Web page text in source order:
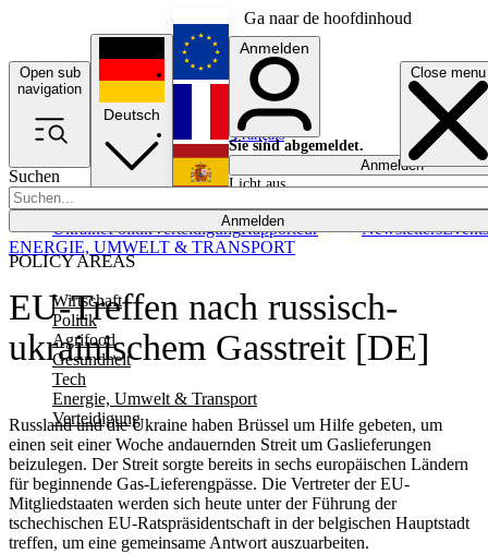
Ga naar de hoofdinhoud
Open sub
navigation
Close menu
Suchen
Anmelden
POLICY AREAS
Wirtschaft
Politik
Agrifood
Gesundheit
Tech
Energie, Umwelt & Transport
Verteidigung
UkrainePolitikVerteidigungRapporteur NewslettersEvents
Deutsch
English
Français
Anmelden
Sie sind abgemeldet.
Anmelden
Licht aus
EU-Treffen nach russisch-
ukrainischem Gasstreit [DE]
Russland und die Ukraine haben Brüssel um Hilfe gebeten, um
einen seit einer Woche andauernden Streit um Gaslieferungen
beizulegen. Der Streit sorgte bereits in sechs europäischen Ländern
für beginnende Gas-Lieferengpässe. Die Vertreter der EU-
Mitgliedstaaten werden sich heute unter der Führung der
tschechischen EU-Ratspräsidentschaft in der belgischen Hauptstadt
treffen, um eine gemeinsame Antwort auszuarbeiten.
ENERGIE, UMWELT & TRANSPORT